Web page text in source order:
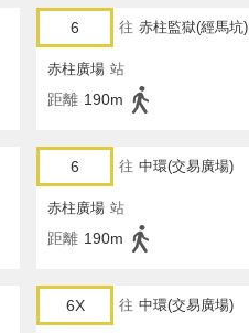
6 往 赤柱監獄(經馬坑)
赤柱廣場 站
距離 190m
6 往 中環(交易廣場)
赤柱廣場 站
距離 190m
6X 往 中環(交易廣場)